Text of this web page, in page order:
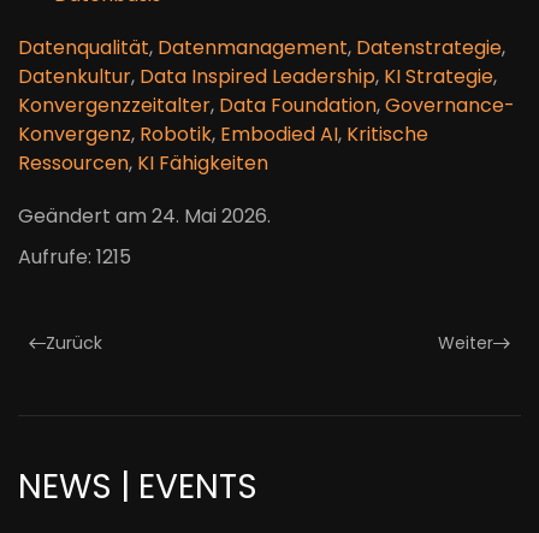
Datenqualität, Datenmanagement, Datenstrategie,
Datenkultur, Data Inspired Leadership, KI Strategie,
Konvergenzzeitalter, Data Foundation,Governance-
Konvergenz, Robotik, Embodied AI, Kritische
Ressourcen, KI Fähigkeiten
Geändert am 24. Mai 2026.
Aufrufe: 1215
Zurück Weiter
NEWS | EVENTS